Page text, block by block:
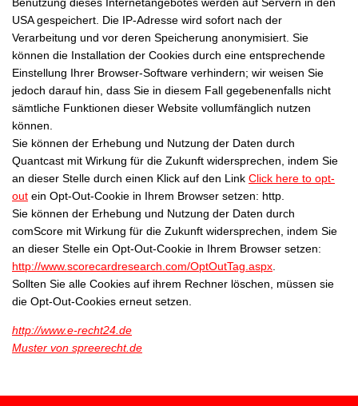
USA gespeichert. Die IP-Adresse wird sofort nach der
Verarbeitung und vor deren Speicherung anonymisiert. Sie
können die Installation der Cookies durch eine entsprechende
Einstellung Ihrer Browser-Software verhindern; wir weisen Sie
jedoch darauf hin, dass Sie in diesem Fall gegebenenfalls nicht
sämtliche Funktionen dieser Website vollumfänglich nutzen
können.
Sie können der Erhebung und Nutzung der Daten durch
Quantcast mit Wirkung für die Zukunft widersprechen, indem Sie
an dieser Stelle durch einen Klick auf den Link Click here to opt-
out ein Opt-Out-Cookie in Ihrem Browser setzen: http.
Sie können der Erhebung und Nutzung der Daten durch
comScore mit Wirkung für die Zukunft widersprechen, indem Sie
an dieser Stelle ein Opt-Out-Cookie in Ihrem Browser setzen:
http://www.scorecardresearch.com/OptOutTag.aspx
Sollten Sie alle Cookies auf ihrem Rechner löschen, müssen sie
die Opt-Out-Cookies erneut setzen.
http://www.e-recht24.de
Muster von spreerecht.de